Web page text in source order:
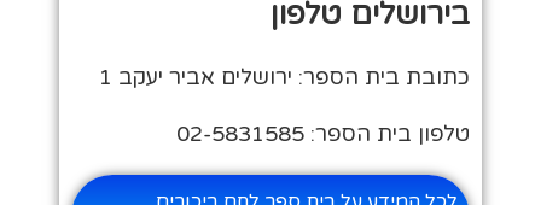
בירושלים טלפון
כתובת בית הספר: ירושלים אביר יעקב 1
טלפון בית הספר: 02-5831585